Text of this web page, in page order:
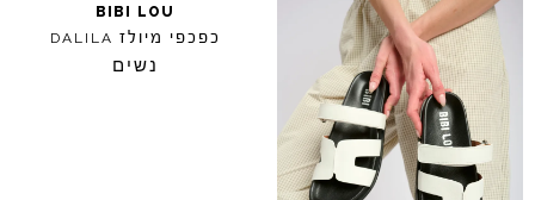
BIBI LOU
כפכפי מיולז DALILA
נשים